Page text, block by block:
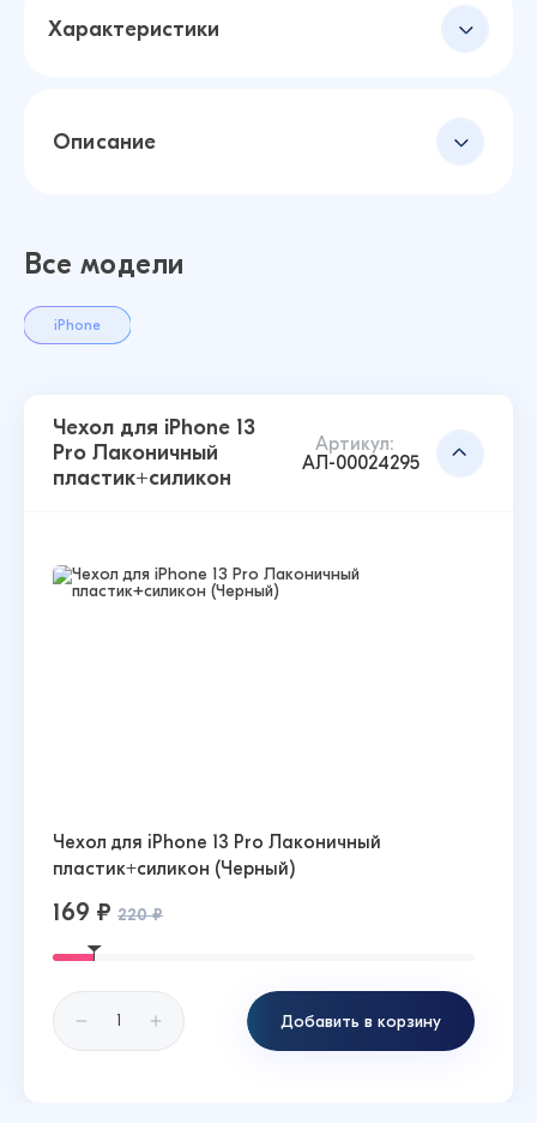
Характеристики
Описание
Все модели
iPhone
Чехол для iPhone 13
Pro Лаконичный
пластик+силикон
Артикул:
АЛ-00024295
Чехол для iPhone 13 Pro Лаконичный
пластик+силикон (Черный)
169 ₽ 220 ₽
Добавить в корзину